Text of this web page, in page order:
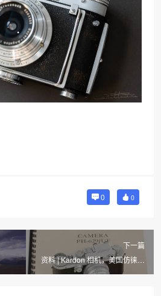
0 0
下一篇
资料 | Kardon 相机，美国仿徕卡